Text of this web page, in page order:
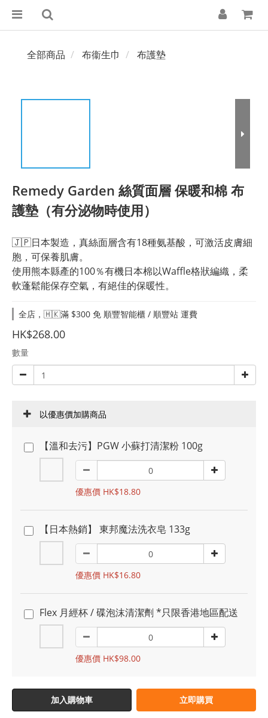
全部商品 布衞生巾 布護墊
Remedy Garden 絲質面層 保暖和棉 布
護墊（有分泌物時使用）
🇯🇵日本製造，真絲面層含有18種氨基酸，可激活皮膚細
胞，可保養肌膚。
使用熊本縣產的100％有機日本棉以Waffle格狀編織，柔
軟蓬鬆能保存空氣，有絕佳的保暖性。
全店，🇭🇰滿 $300 免 順豐智能櫃 / 順豐站 運費
HK$268.00
數量
以優惠價加購商品
【溫和去污】PGW 小蘇打清潔粉 100g
優惠價 HK$18.80
【日本熱銷】 東邦魔法洗衣皂 133g
優惠價 HK$16.80
Flex 月經杯 / 碟泡沫清潔劑 *只限香港地區配送
優惠價 HK$98.00
加入購物車 立即購買